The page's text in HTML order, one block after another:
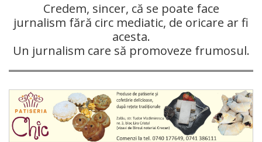
Credem, sincer, că se poate face
jurnalism fără circ mediatic, de oricare ar fi
acesta.
Un jurnalism care să promoveze frumosul.